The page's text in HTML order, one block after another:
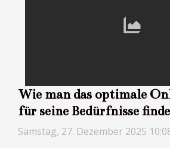
Wie man das optimale
für seine Bedürfnisse
Samstag, 27. Dezember 2025